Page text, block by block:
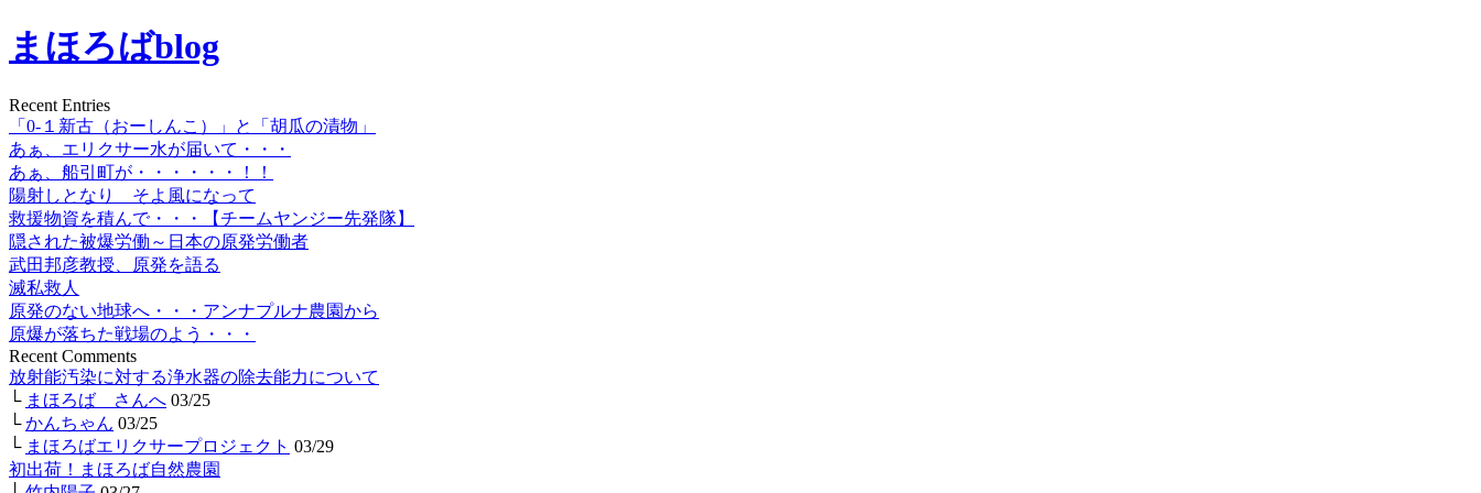
まほろばblog
Recent Entries
「0-１新古（おーしんこ）」と「胡瓜の漬物」
あぁ、エリクサー水が届いて・・・
あぁ、船引町が・・・・・・！！
陽射しとなり そよ風になって
救援物資を積んで・・・【チームヤンジー先発隊】
隠された被爆労働～日本の原発労働者
武田邦彦教授、原発を語る
滅私救人
原発のない地球へ・・・アンナプルナ農園から
原爆が落ちた戦場のよう・・・
Recent Comments
放射能汚染に対する浄水器の除去能力について
└ まほろば さんへ 03/25
└かんちゃん 03/25
└ まほろばエリクサープロジェクト 03/29
初出荷！まほろば自然農園